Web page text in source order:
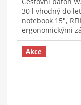
30 l vhodný do
notebook 15",
ergonomickými
možností
do školy,...
Akce